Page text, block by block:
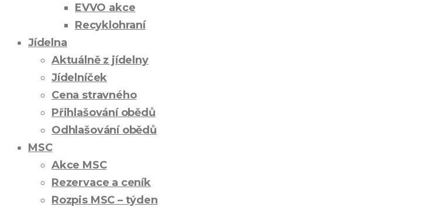
EVVO akce
Recyklohraní
Jídelna
Aktuálně z jídelny
Jídelníček
Cena stravného
Přihlašování obědů
Odhlašování obědů
MSC
Akce MSC
Rezervace a ceník
Rozpis MSC – týden